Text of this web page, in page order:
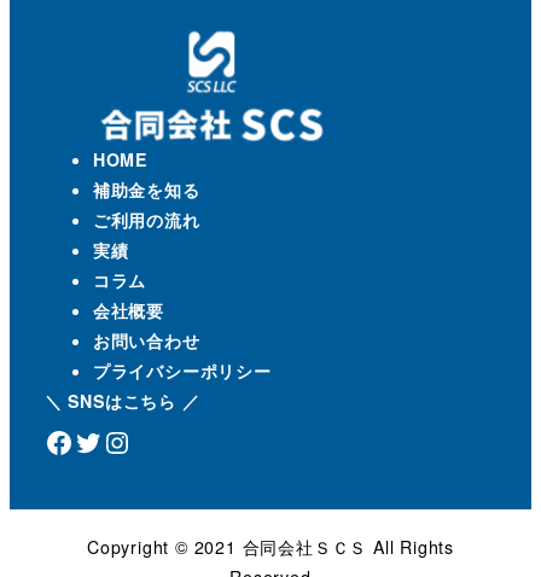
HOME
補助金を知る
ご利用の流れ
実績
コラム
会社概要
お問い合わせ
プライバシーポリシー
＼ SNSはこちら ／
Facebook Twitter Instagram
Copyright ©️ 2021 合同会社ＳＣＳ All Rights